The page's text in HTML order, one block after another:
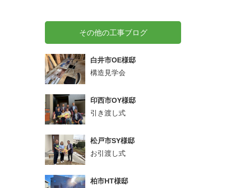
その他の工事ブログ
白井市OE様邸
構造見学会
印西市OY様邸
引き渡し式
松戸市SY様邸
お引渡し式
柏市HT様邸